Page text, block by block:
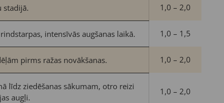
stadijā. 1,0 – 2,0
intensīvās augšanas laikā. 1,0 – 1,5
pirms ražas novākšanas. 1,0 – 2,0
līdz ziedēšanas sākumam, otro reizi
augļi.
1,0 – 2,0